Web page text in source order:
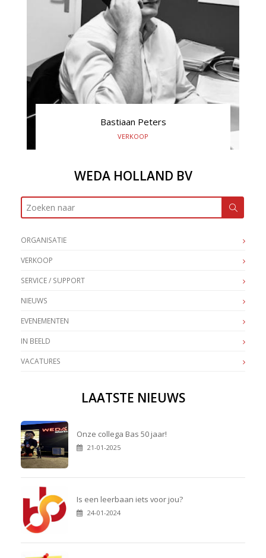
Bastiaan Peters
VERKOOP
b.peters@wedaholland.nl
WEDA HOLLAND BV
ORGANISATIE
VERKOOP
SERVICE / SUPPORT
NIEUWS
EVENEMENTEN
IN BEELD
VACATURES
LAATSTE NIEUWS
Onze collega Bas 50 jaar!
21-01-2025
Is een leerbaan iets voor jou?
24-01-2024